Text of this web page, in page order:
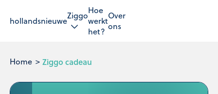
hollandsnieuweZiggoHoe
werkt
het?
Over
ons
Home Ziggo cadeau